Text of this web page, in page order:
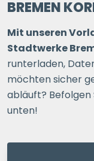
BREMEN
Mit unseren
Stadtwerke
runterladen,
möchten sicher
abläuft? Befolgen
unten!